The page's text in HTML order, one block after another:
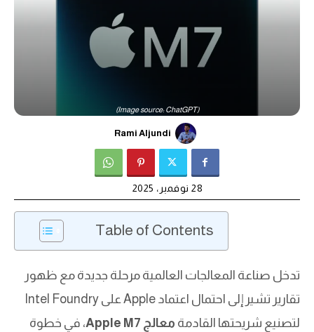
(Image source: ChatGPT)
Rami Aljundi
28 نوفمبر، 2025
Table of Contents
تدخل صناعة المعالجات العالمية مرحلة جديدة مع ظهور
تقارير تشير إلى احتمال اعتماد Apple على Intel Foundry
لتصنيع شريحتها القادمة معالج Apple M7
، في خطوة